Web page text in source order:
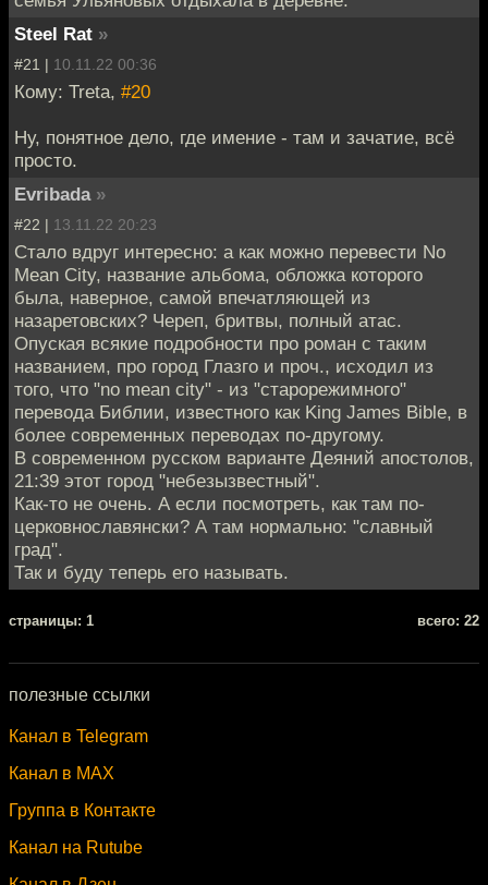
Steel Rat »
#21 | 10.11.22 00:36
Кому: Treta, #20
Ну, понятное дело, где имение - там и зачатие, всё
просто.
Evribada »
#22 | 13.11.22 20:23
Стало вдруг интересно: а как можно перевести No
Mean City, название альбома, обложка которого
была, наверное, самой впечатляющей из
назаретовских? Череп, бритвы, полный атас.
Опуская всякие подробности про роман с таким
названием, про город Глазго и проч., исходил из
того, что "no mean city" - из "старорежимного"
перевода Библии, известного как King James Bible, в
более современных переводах по-другому.
В современном русском варианте Деяний апостолов,
21:39 этот город "небезызвестный".
Как-то не очень. А если посмотреть, как там по-
церковнославянски? А там нормально: "славный
град".
Так и буду теперь его называть.
cтраницы: 1 всего: 22
полезные ссылки
Канал в Telegram
Канал в MAX
Группа в Контакте
Канал на Rutube